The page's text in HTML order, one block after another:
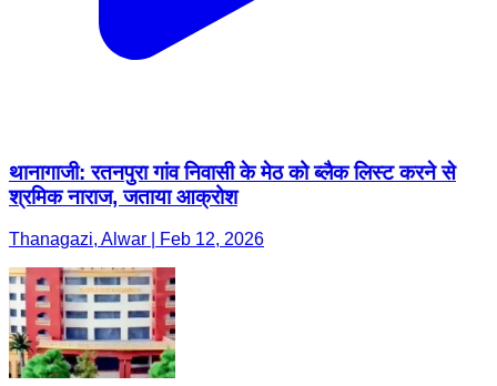
थानागाजी: रतनपुरा गांव निवासी के मेठ को ब्लैक लिस्ट करने से
श्रमिक नाराज, जताया आक्रोश
Thanagazi, Alwar | Feb 12, 2026